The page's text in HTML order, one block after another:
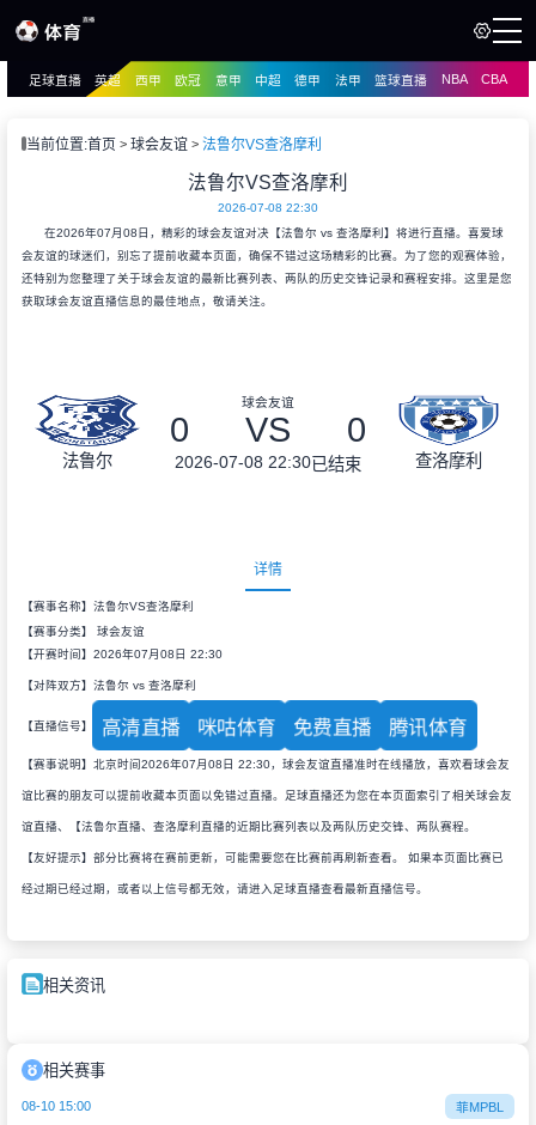
播
足球直播 英超 西甲 欧冠 意甲 中超 德甲 法甲 篮球直播 NBA CBA
当前位置:首页 球会友谊 法鲁尔VS查洛摩利
法鲁尔VS查洛摩利
2026-07-08 22:30
在2026年07月08日，精彩的球会友谊对决【法鲁尔 vs 查洛摩利】将进行直播。喜爱球
会友谊的球迷们，别忘了提前收藏本页面，确保不错过这场精彩的比赛。为了您的观赛体验，
还特别为您整理了关于球会友谊的最新比赛列表、两队的历史交锋记录和赛程安排。这里是您
获取球会友谊直播信息的最佳地点，敬请关注。
法鲁尔
球会友谊
0 VS 0
2026-07-08 22:30已结束 查洛摩利
详情
【赛事名称】法鲁尔VS查洛摩利
【赛事分类】 球会友谊
【开赛时间】2026年07月08日 22:30
【对阵双方】法鲁尔 vs 查洛摩利
【直播信号】 高清直播 咪咕体育 免费直播 腾讯体育
【赛事说明】北京时间2026年07月08日 22:30，球会友谊直播准时在线播放，喜欢看球会友
谊比赛的朋友可以提前收藏本页面以免错过直播。足球直播还为您在本页面索引了相关球会友
谊直播、【法鲁尔直播、查洛摩利直播的近期比赛列表以及两队历史交锋、两队赛程。
【友好提示】部分比赛将在赛前更新，可能需要您在比赛前再刷新查看。 如果本页面比赛已
经过期已经过期，或者以上信号都无效，请进入足球直播查看最新直播信号。
相关资讯
相关赛事
08-10 15:00 菲MPBL